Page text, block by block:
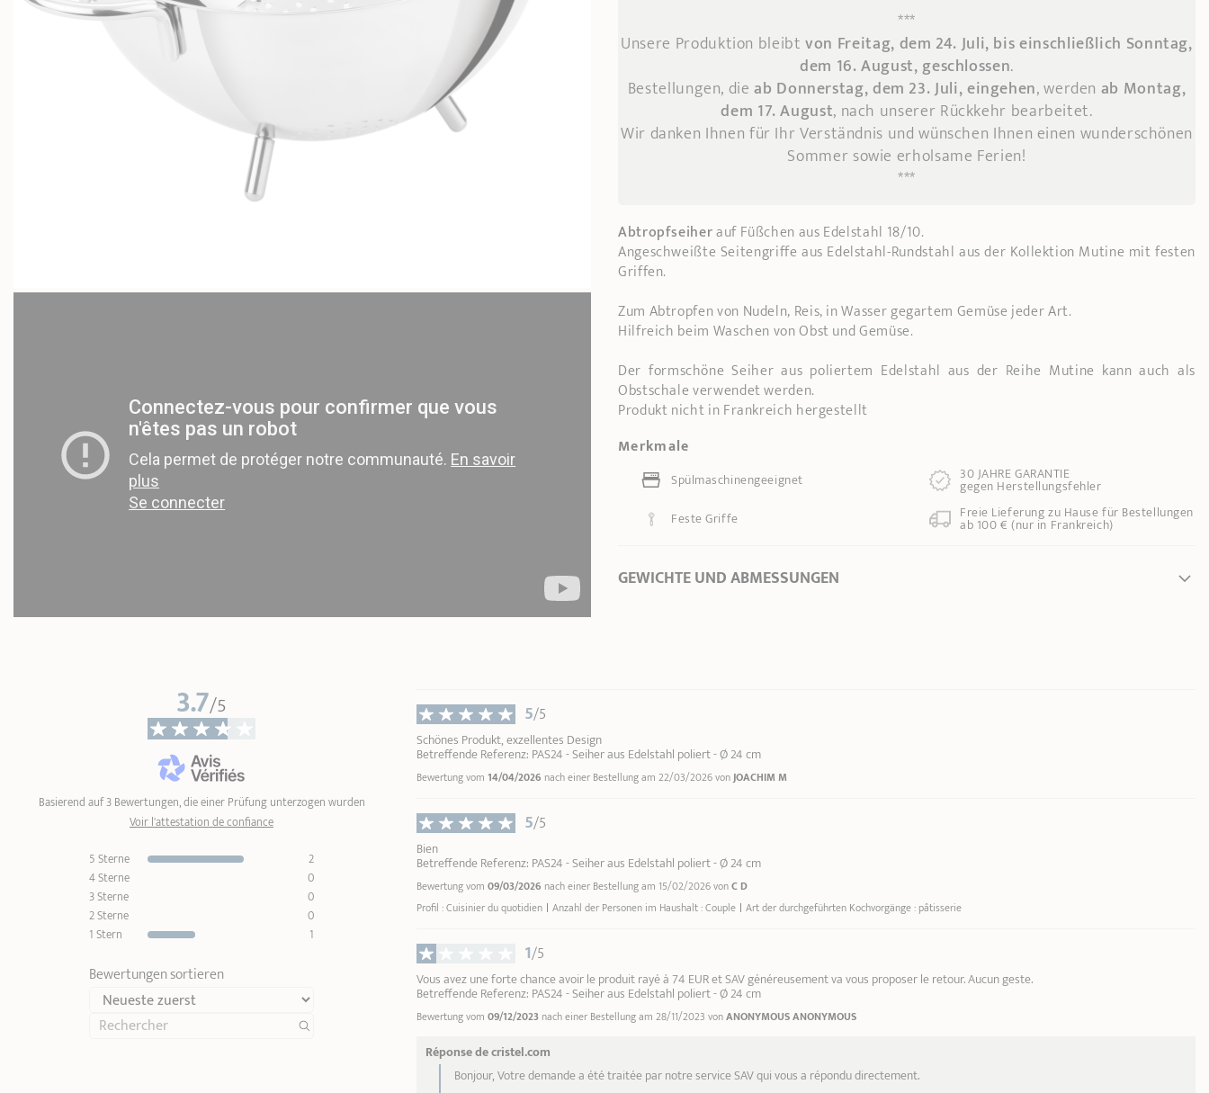
***
Unsere Produktion bleibtvon Freitag, dem 24. Juli, bis einschließlich Sonntag,
dem 16. August, geschlossen.
Bestellungen, dieab Donnerstag, dem 23. Juli, eingehen, werden ab Montag,
dem 17. August, nach unserer Rückkehr bearbeitet.
Wir danken Ihnen für Ihr Verständnis und wünschen Ihnen einen wunderschönen
Sommer sowie erholsame Ferien!
***
Abtropfseiherauf Füßchen aus Edelstahl 18/10.
Angeschweißte Seitengriffe aus Edelstahl-Rundstahl aus der Kollektion Mutine mit festen
Griffen.
Zum Abtropfen von Nudeln, Reis, in Wasser gegartem Gemüse jeder Art.
Hilfreich beim Waschen von Obst und Gemüse.
Der formschöne Seiher aus poliertem Edelstahl aus der Reihe Mutine kann auch als
Obstschale verwendet werden.
Produkt nicht in Frankreich hergestellt
Merkmale
Spülmaschinengeeignet 30 JAHRE GARANTIE
gegen Herstellungsfehler
Feste Griffe
Freie Lieferung zu Hause für Bestellungen
ab 100 € (nur in Frankreich)
GEWICHTE UND ABMESSUNGEN
* Dimensionen des Oberteils des Produktes (vom Innenrand
bis zum Innenrand)
3.7/5
Basierend auf 3 Bewertungen, die einer Prüfung unterzogen wurden
Voir l'attestation de confiance
5 Sterne
2
4 Sterne
0
3 Sterne
0
2 Sterne
0
1 Stern
1
Bewertungen sortieren
5/5
Schönes Produkt, exzellentes Design
Betreffende Referenz: PAS24 - Seiher aus Edelstahl poliert - Ø 24 cm
Bewertung vom 14/04/2026 nach einer Bestellung am 22/03/2026 vonJOACHIM M
5/5
Bien
Betreffende Referenz: PAS24 - Seiher aus Edelstahl poliert - Ø 24 cm
Bewertung vom 09/03/2026 nach einer Bestellung am 15/02/2026 vonC D
Profil : Cuisinier du quotidien Anzahl der Personen im Haushalt : Couple Art der durchgeführten Kochvorgänge : pâtisserie
1/5
Vous avez une forte chance avoir le produit rayé à 74 EUR et SAV généreusement va vous proposer le retour. Aucun geste.
Betreffende Referenz: PAS24 - Seiher aus Edelstahl poliert - Ø 24 cm
Bewertung vom 09/12/2023 nach einer Bestellung am 28/11/2023 vonANONYMOUS ANONYMOUS
Réponse de cristel.com
Bonjour, Votre demande a été traitée par notre service SAV qui vous a répondu directement.